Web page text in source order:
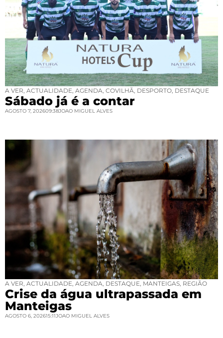
A VER, ACTUALIDADE, AGENDA, COVILHÃ, DESPORTO, DESTAQUE
Sábado já é a contar
AGOSTO 7, 202609:38JOAO MIGUEL ALVES
A VER, ACTUALIDADE, AGENDA, DESTAQUE, MANTEIGAS, REGIÃO
Crise da água ultrapassada em
Manteigas
AGOSTO 6, 202615:11JOAO MIGUEL ALVES